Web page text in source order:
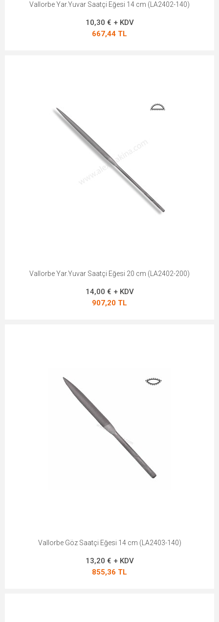
Vallorbe Yar.Yuvar Saatçi Eğesi 14 cm (LA2402-140)
10,30 € + KDV
667,44 TL
Vallorbe Yar.Yuvar Saatçi Eğesi 20 cm (LA2402-200)
14,00 € + KDV
907,20 TL
Vallorbe Göz Saatçi Eğesi 14 cm (LA2403-140)
13,20 € + KDV
855,36 TL